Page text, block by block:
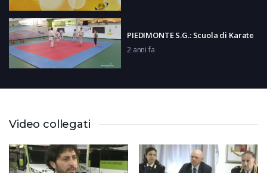
PIEDIMONTE S.G.: Scuola di Karate
2 anni fa
M. SAN GIOVANNI C.: Anniversario
CASSINO: Festa della birra
2 anni fa
Video collegati